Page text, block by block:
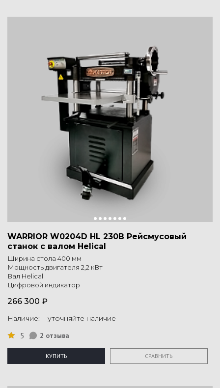
WARRIOR W0204D HL 230В Рейсмусовый
станок с валом Helical
Ширина стола 400 мм
Мощность двигателя 2,2 кВт
Вал Helical
Цифровой индикатор
266 300 ₽
Наличие: уточняйте наличие
5 2 отзыва
КУПИТЬ СРАВНИТЬ